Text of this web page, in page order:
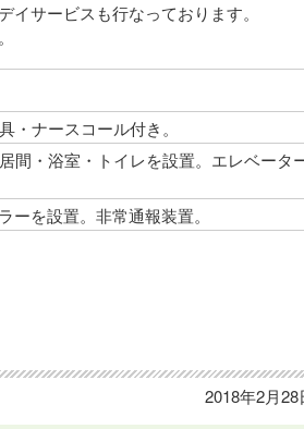
サービスも行なっております。
・ナースコール付き。
間・浴室・トイレを設置。エレベータ
を設置。非常通報装置。
2018年2月28